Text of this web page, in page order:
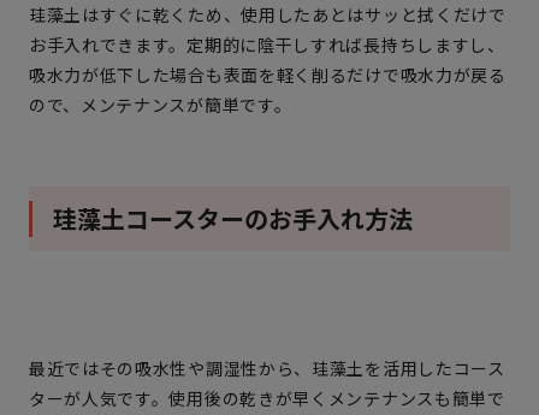
珪藻土はすぐに乾くため、使用したあとはサッと拭くだけで
お手入れできます。定期的に陰干しすれば長持ちしますし、
吸水力が低下した場合も表面を軽く削るだけで吸水力が戻る
ので、メンテナンスが簡単です。
珪藻土コースターのお手入れ方法
最近ではその吸水性や調湿性から、珪藻土を活用したコース
ターが人気です。使用後の乾きが早くメンテナンスも簡単で